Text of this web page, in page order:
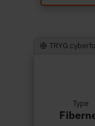
🛟 TRYG
Type